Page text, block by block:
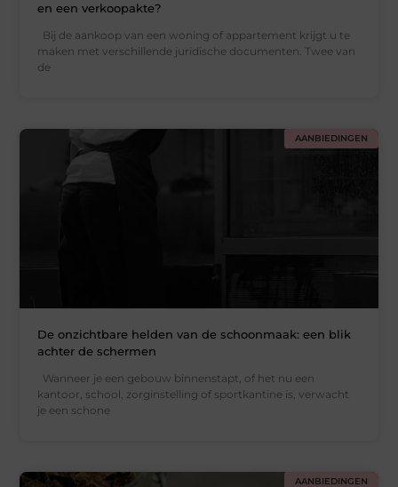
en een verkoopakte?
Bij de aankoop van een woning of appartement krijgt u te
maken met verschillende juridische documenten. Twee van
de
AANBIEDINGEN
De onzichtbare helden van de schoonmaak: een blik
achter de schermen
Wanneer je een gebouw binnenstapt, of het nu een
kantoor, school, zorginstelling of sportkantine is, verwacht
je een schone
AANBIEDINGEN